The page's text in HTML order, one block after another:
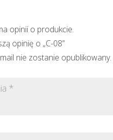
opinii o produkcie.
opinię o „C-08”
nie zostanie opublikowany.